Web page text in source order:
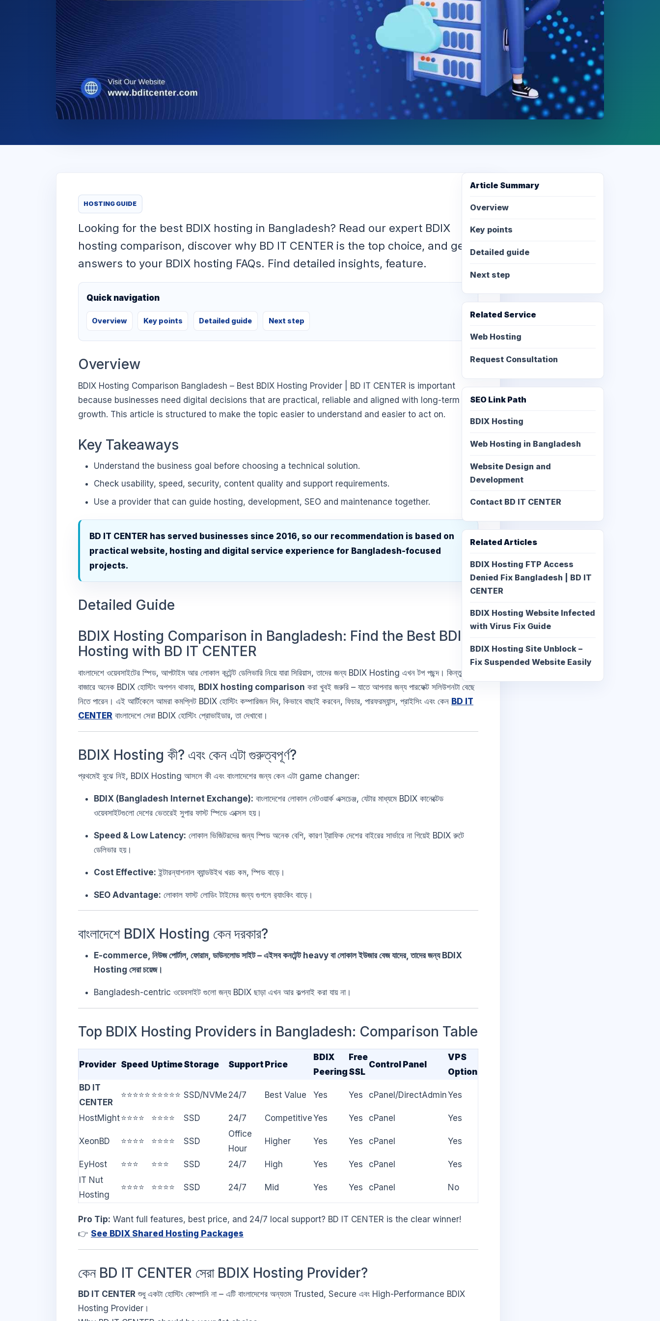
HOSTING GUIDE
Looking for the best BDIX hosting in Bangladesh? Read our expert BDIX
hosting comparison, discover why BD IT CENTER is the top choice, and get
answers to your BDIX hosting FAQs. Find detailed insights, feature.
Quick navigation
Overview Key points Detailed guide Next step
Overview
BDIX Hosting Comparison Bangladesh – Best BDIX Hosting Provider | BD IT CENTER is important
because businesses need digital decisions that are practical, reliable and aligned with long-term
growth. This article is structured to make the topic easier to understand and easier to act on.
Key Takeaways
Understand the business goal before choosing a technical solution.
Check usability, speed, security, content quality and support requirements.
Use a provider that can guide hosting, development, SEO and maintenance together.
BD IT CENTER has served businesses since 2016, so our recommendation is based on
practical website, hosting and digital service experience for Bangladesh-focused
projects.
Detailed Guide
BDIX Hosting Comparison in Bangladesh: Find the Best BDIX
Hosting with BD IT CENTER
বাংলাদেশে ওয়েবসাইটের স্পিড, আপটাইম আর লোকাল কন্টেন্ট ডেলিভারি নিয়ে যারা সিরিয়াস, তাদের জন্য BDIX Hosting এখন টপ পছন্দ। কিন্তু
বাজারে অনেক BDIX হোস্টিং অপশন থাকায়, BDIX hosting comparison করা খুবই জরুরি – যাতে আপনার জন্য পারফেক্ট সলিউশনটা বেছে
নিতে পারেন। এই আর্টিকেলে আমরা কমপ্লিট BDIX হোস্টিং কম্পারিজন দিব, কিভাবে বাছাই করবেন, ফিচার, পারফরম্যান্স, প্রাইসিং এবং কেন BD IT
CENTER বাংলাদেশে সেরা BDIX হোস্টিং প্রোভাইডার, তা দেখাবো।
BDIX Hosting কী? এবং কেন এটা গুরুত্বপূর্ণ?
প্রথমেই বুঝে নিই, BDIX Hosting আসলে কী এবং বাংলাদেশের জন্য কেন এটা game changer:
BDIX (Bangladesh Internet Exchange): বাংলাদেশের লোকাল নেটওয়ার্ক এক্সচেঞ্জ, যেটার মাধ্যমে BDIX কানেক্টেড
ওয়েবসাইটগুলো দেশের ভেতরেই সুপার ফাস্ট স্পিডে এক্সেস হয়।
Speed & Low Latency: লোকাল ভিজিটরদের জন্য স্পিড অনেক বেশি, কারণ ট্রাফিক দেশের বাইরের সার্ভারে না গিয়েই BDIX রুটে
ডেলিভার হয়।
Cost Effective: ইন্টারন্যাশনাল ব্যান্ডউইথ খরচ কম, স্পিড বাড়ে।
SEO Advantage: লোকাল ফাস্ট লোডিং টাইমের জন্য গুগলে র‍্যাংকিং বাড়ে।
বাংলাদেশে BDIX Hosting কেন দরকার?
E-commerce, নিউজ পোর্টাল, ফোরাম, ডাউনলোড সাইট – এইসব কনটেন্ট heavy বা লোকাল ইউজার বেজ যাদের, তাদের জন্য BDIX
Hosting সেরা চয়েজ।
Bangladesh-centric ওয়েবসাইট গুলো জন্য BDIX ছাড়া এখন আর কল্পনাই করা যায় না।
Top BDIX Hosting Providers in Bangladesh: Comparison Table
Provider Speed UptimeStorage Support Price
BDIX
Peering
Free
SSL
Control Panel
VPS
Option
BD IT
CENTER
⭐⭐⭐⭐⭐ ⭐⭐⭐⭐⭐ SSD/NVMe 24/7 Best Value Yes Yes cPanel/DirectAdminYes
HostMight⭐⭐⭐⭐ ⭐⭐⭐⭐ SSD 24/7 CompetitiveYes Yes cPanel Yes
XeonBD ⭐⭐⭐⭐ ⭐⭐⭐⭐ SSD
Office
Hour
Higher Yes Yes cPanel Yes
EyHost ⭐⭐⭐ ⭐⭐⭐ SSD 24/7 High Yes Yes cPanel
Yes
IT Nut
Hosting
⭐⭐⭐⭐ ⭐⭐⭐⭐ SSD 24/7 Mid Yes Yes cPanel No
Pro Tip: Want full features, best price, and 24/7 local support? BD IT CENTER is the clear winner!
👉 See BDIX Shared Hosting Packages
কেন BD IT CENTER সেরা BDIX Hosting Provider?
BD IT CENTER শুধু একটা হোস্টিং কোম্পানি না – এটি বাংলাদেশের অন্যতম Trusted, Secure এবং High-Performance BDIX
Hosting Provider।
Article Summary
Overview
Key points
Detailed guide
Next step
Related Service
Web Hosting
Request Consultation
SEO Link Path
BDIX Hosting
Web Hosting in Bangladesh
Website Design and
Development
Contact BD IT CENTER
Related Articles
BDIX Hosting FTP Access
Denied Fix Bangladesh | BD IT
CENTER
BDIX Hosting Website Infected
with Virus Fix Guide
BDIX Hosting Site Unblock –
Fix Suspended Website Easily